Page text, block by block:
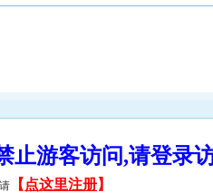
止游客访问,请登
【 点这里注册】